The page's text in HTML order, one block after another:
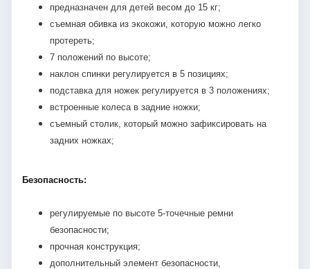
предназначен для детей весом до 15 кг;
съемная обивка из экокожи, которую можно легко
протереть;
7 положений по высоте;
наклон спинки регулируется в 5 позициях;
подставка для ножек регулируется в 3 положениях;
встроенные колеса в задние ножки;
съемный столик, который можно зафиксировать на
задних ножках;
Безопасность:
регулируемые по высоте 5-точечные ремни
безопасности;
прочная конструкция;
дополнительный элемент безопасности,